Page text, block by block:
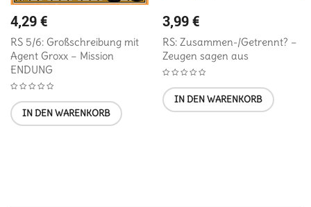
4,29€
RS 5/6: Großschreibung mit
Agent Groxx – Mission
ENDUNG
IN DEN WARENKORB
3,99€
RS: Zusammen-/Getrennt? –
Zeugen sagen aus
IN DEN WARENKORB